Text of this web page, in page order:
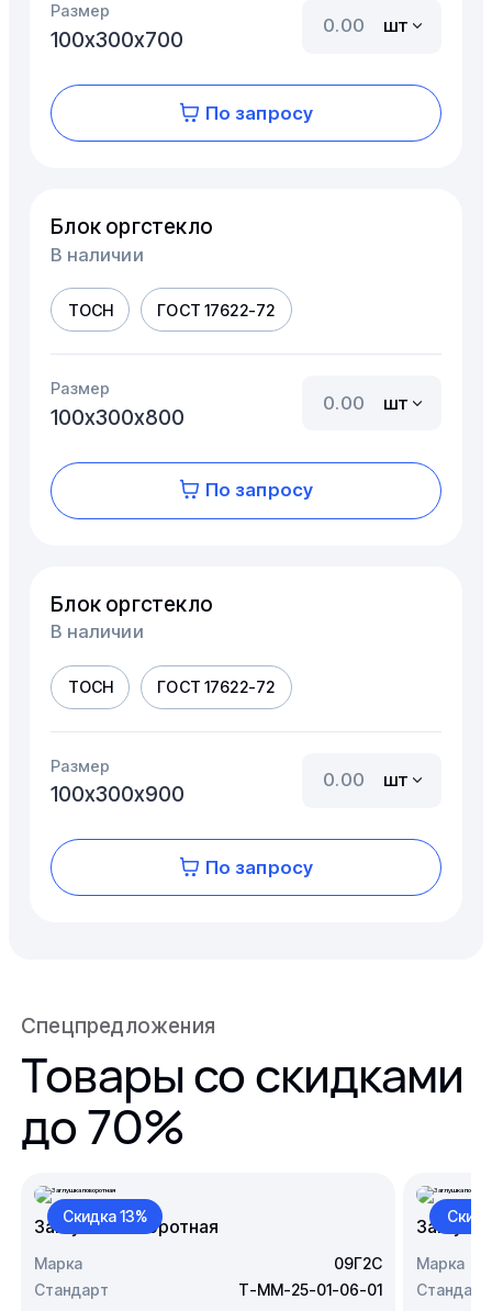
Размер
100х300х700
шт
По запросу
Блок оргстекло
В наличии
ТОСН ГОСТ 17622-72
Размер
100х300х800
шт
По запросу
Блок оргстекло
В наличии
ТОСН ГОСТ 17622-72
Размер
100х300х900
шт
По запросу
Спецпредложения
Товары со скидками
до 70%
Скидка 13%
Заглушка поворотная
Марка
09Г2С
Стандарт
Т-ММ-25-01-06-01
Марка
Стандарт